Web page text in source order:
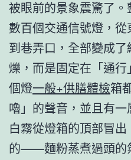
被眼前的景象震驚了。
數百個交通信號燈，
到巷弄口，全部變成
爍，而是固定在「通
個燈一般+供膳體檢箱
嚕」的聲音，並且有
白霧從燈箱的頂部冒
的——麵粉蒸煮過頭的